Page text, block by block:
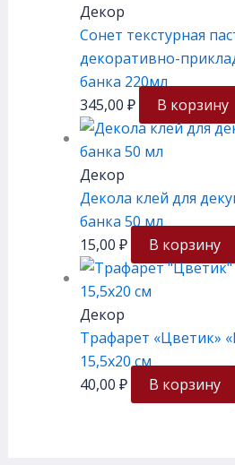
Декор
Сонет текстурная
декоративно-
банка 220мл
345,00 ₽ В корзину
Декор
Декола клей для
банка 50 мл
15,00 ₽ В корзину
Декор
Трафарет «Цветик»
15,5х20 см
40,00 ₽ В корзину